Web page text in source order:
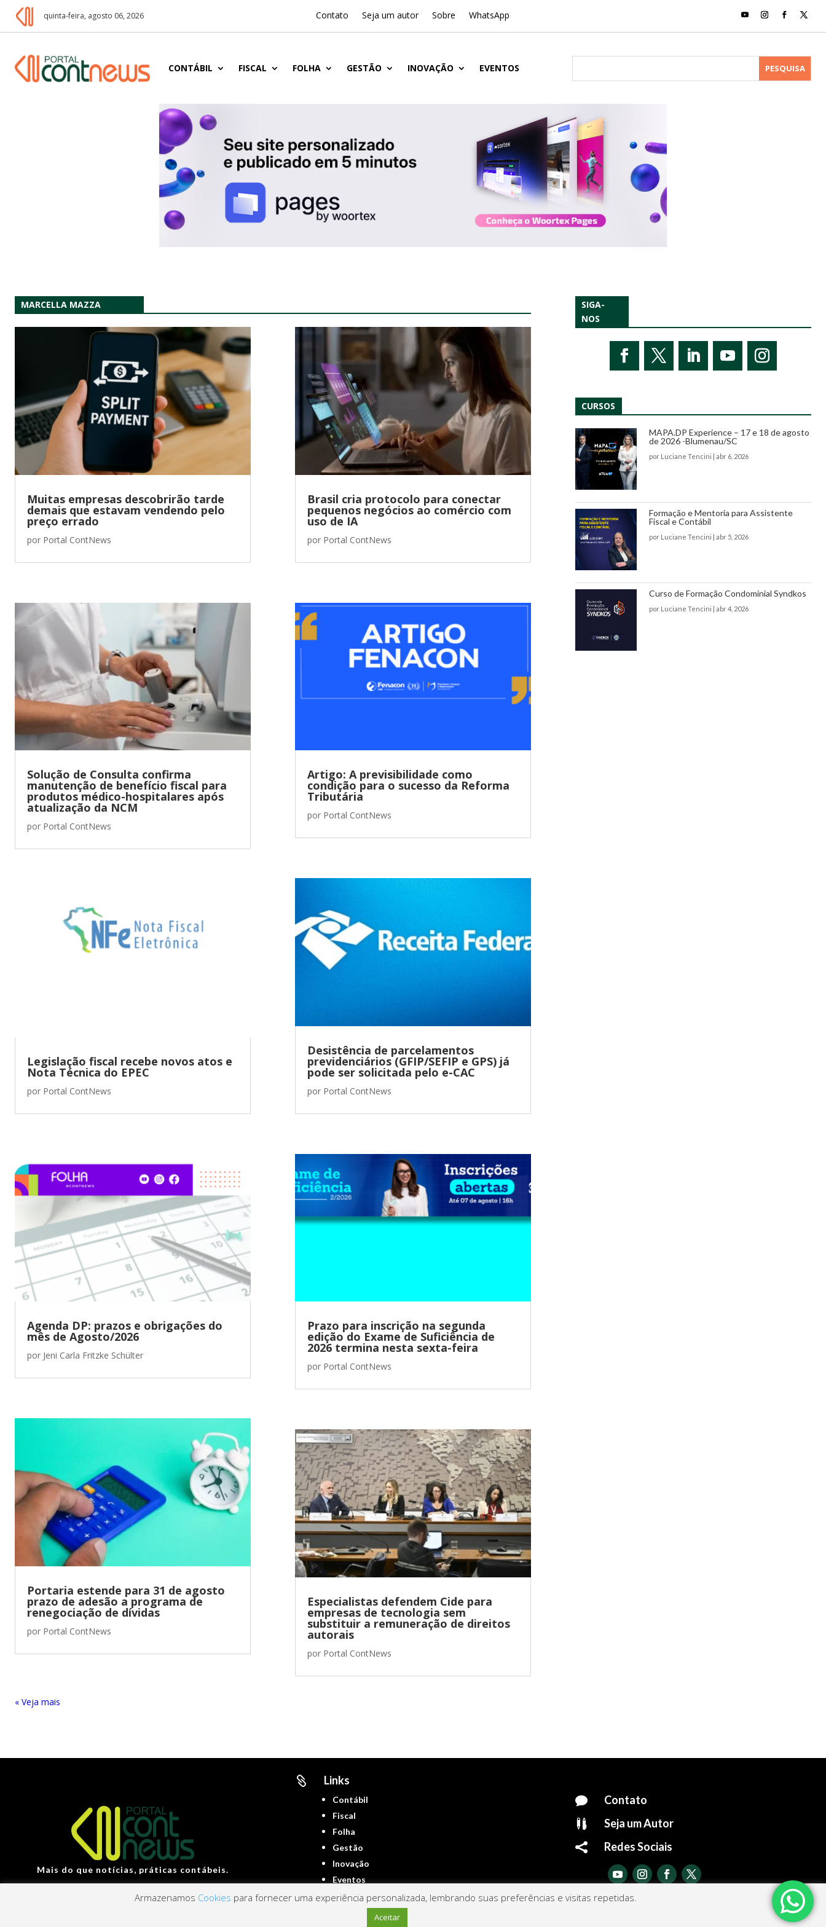
quinta-feira, agosto 06, 2026 Contato Seja um autor Sobre WhatsApp
CONTÁBIL FISCAL FOLHA GESTÃO INOVAÇÃO EVENTOS
MARCELLA MAZZA
Muitas empresas descobrirão tarde
demais que estavam vendendo pelo
preço errado
por Portal ContNews
Solução de Consulta confirma
manutenção de benefício fiscal para
produtos médico-hospitalares após
atualização da NCM
por Portal ContNews
Legislação fiscal recebe novos atos e
Nota Técnica do EPEC
por Portal ContNews
Agenda DP: prazos e obrigações do
mês de Agosto/2026
por Jeni Carla Fritzke Schülter
Portaria estende para 31 de agosto
prazo de adesão a programa de
renegociação de dívidas
por Portal ContNews
Brasil cria protocolo para conectar
pequenos negócios ao comércio com
uso de IA
por Portal ContNews
Artigo: A previsibilidade como
condição para o sucesso da Reforma
Tributária
por Portal ContNews
Desistência de parcelamentos
previdenciários (GFIP/SEFIP e GPS) já
pode ser solicitada pelo e-CAC
por Portal ContNews
Prazo para inscrição na segunda
edição do Exame de Suficiência de
2026 termina nesta sexta-feira
por Portal ContNews
Especialistas defendem Cide para
empresas de tecnologia sem
substituir a remuneração de direitos
autorais
por Portal ContNews
« Entradas Antigas
SIGA-
NOS
CURSOS
MAPA.DP Experience – 17 e 18 de agosto
de 2026 -Blumenau/SC
por Luciane Tencini | abr 6, 2026
Formação e Mentoria para Assistente
Fiscal e Contábil
por Luciane Tencini | abr 5, 2026
Curso de Formação Condominial Syndkos
por Luciane Tencini | abr 4, 2026
Mais do que notícias, práticas contábeis.
 Links
Contábil
Fiscal
Folha
Gestão
Inovação
Eventos
 Contato
 Seja um Autor
 Redes Sociais
Portal ContNews © 2022 – Todos os direitos reservados | Mantido por
Armazenamos Cookies para fornecer uma experiência personalizada, lembrando suas preferências e visitas repetidas.
Aceitar